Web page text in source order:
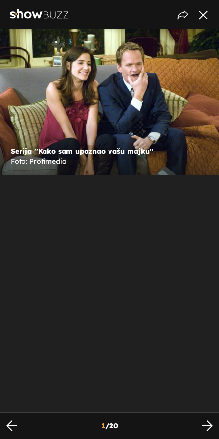
Serija ''Kako sam upoznao vašu majku''
Foto: Profimedia
1/20